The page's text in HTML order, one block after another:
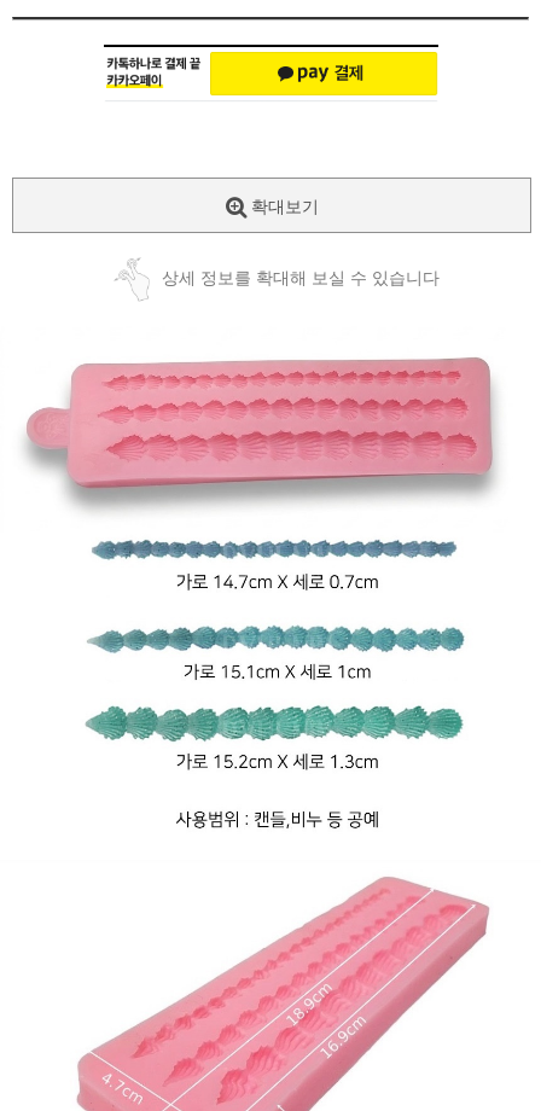
확대보기
상세 정보를 확대해 보실 수 있습니다